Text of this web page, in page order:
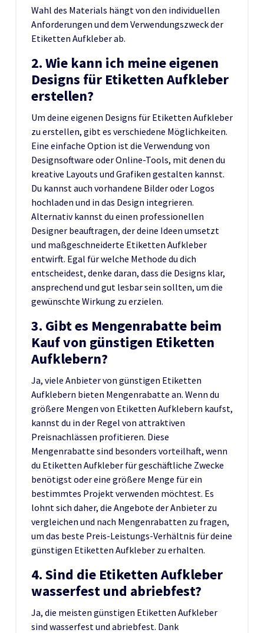
Wahl des Materials hängt von den individuellen
Anforderungen und dem Verwendungszweck der
Etiketten Aufkleber ab.
2. Wie kann ich meine eigenen
Designs für Etiketten Aufkleber
erstellen?
Um deine eigenen Designs für Etiketten Aufkleber
zu erstellen, gibt es verschiedene Möglichkeiten.
Eine einfache Option ist die Verwendung von
Designsoftware oder Online-Tools, mit denen du
kreative Layouts und Grafiken gestalten kannst.
Du kannst auch vorhandene Bilder oder Logos
hochladen und in das Design integrieren.
Alternativ kannst du einen professionellen
Designer beauftragen, der deine Ideen umsetzt
und maßgeschneiderte Etiketten Aufkleber
entwirft. Egal für welche Methode du dich
entscheidest, denke daran, dass die Designs klar,
ansprechend und gut lesbar sein sollten, um die
gewünschte Wirkung zu erzielen.
3. Gibt es Mengenrabatte beim
Kauf von günstigen Etiketten
Aufklebern?
Ja, viele Anbieter von günstigen Etiketten
Aufklebern bieten Mengenrabatte an. Wenn du
größere Mengen von Etiketten Aufklebern kaufst,
kannst du in der Regel von attraktiven
Preisnachlässen profitieren. Diese
Mengenrabatte sind besonders vorteilhaft, wenn
du Etiketten Aufkleber für geschäftliche Zwecke
benötigst oder eine größere Menge für ein
bestimmtes Projekt verwenden möchtest. Es
lohnt sich daher, die Angebote der Anbieter zu
vergleichen und nach Mengenrabatten zu fragen,
um das beste Preis-Leistungs-Verhältnis für deine
günstigen Etiketten Aufkleber zu erhalten.
4. Sind die Etiketten Aufkleber
wasserfest und abriebfest?
Ja, die meisten günstigen Etiketten Aufkleber
sind wasserfest und abriebfest. Dank